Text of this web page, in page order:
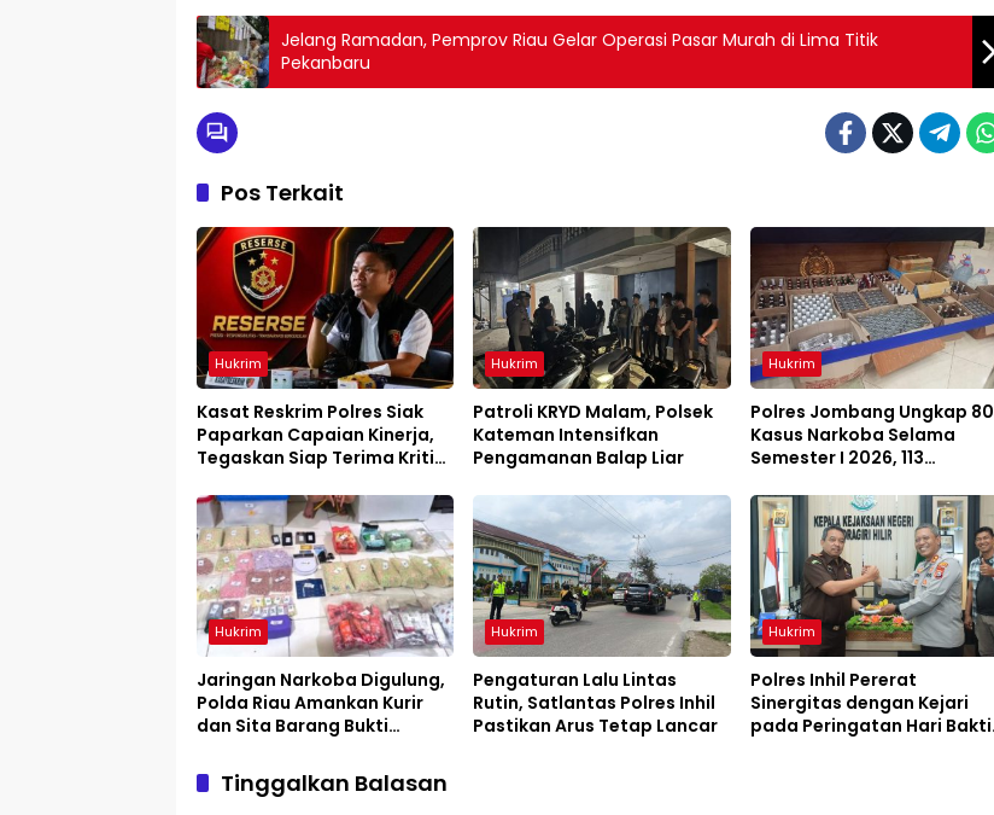
Jelang Ramadan, Pemprov Riau Gelar Operasi Pasar Murah di Lima Titik
Pekanbaru
Pos Terkait
Hukrim
Kasat Reskrim Polres Siak
Paparkan Capaian Kinerja,
Tegaskan Siap Terima Kritik
Hukrim
Patroli KRYD Malam, Polsek
Kateman Intensifkan
Pengamanan Balap Liar
Hukrim
Polres Jombang Ungkap 80
Kasus Narkoba Selama
Semester I 2026, 113
Hukrim
Jaringan Narkoba Digulung,
Polda Riau Amankan Kurir
dan Sita Barang Bukti
Hukrim
Pengaturan Lalu Lintas
Rutin, Satlantas Polres Inhil
Pastikan Arus Tetap Lancar
Hukrim
Polres Inhil Pererat
Sinergitas dengan Kejari
pada Peringatan Hari Bakti
Tinggalkan Balasan